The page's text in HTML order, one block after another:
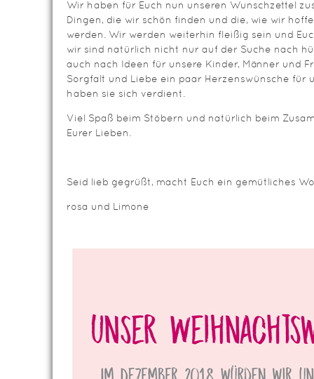
Wir haben für Euch nun unseren Wunschzettel
Dingen, die wir schön finden und die, wie wir
werden. Wir werden weiterhin fleißig sein und
wir sind natürlich nicht nur auf der Suche nach
auch nach Ideen für unsere Kinder, Männer und
Sorgfalt und Liebe ein paar Herzenswünsche für
haben sie sich verdient.
Viel Spaß beim Stöbern und natürlich beim
Eurer Lieben.
Seid lieb gegrüßt, macht Euch ein gemütliches
rosa und Limone